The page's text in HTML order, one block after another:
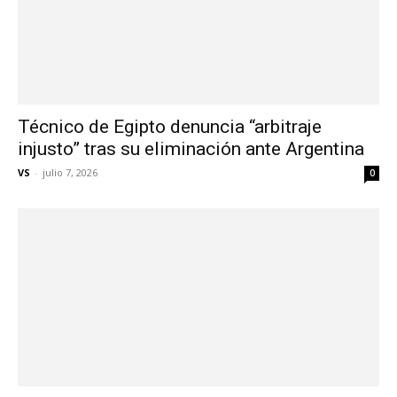
Técnico de Egipto denuncia “arbitraje
injusto” tras su eliminación ante Argentina
VS - julio 7, 2026 0